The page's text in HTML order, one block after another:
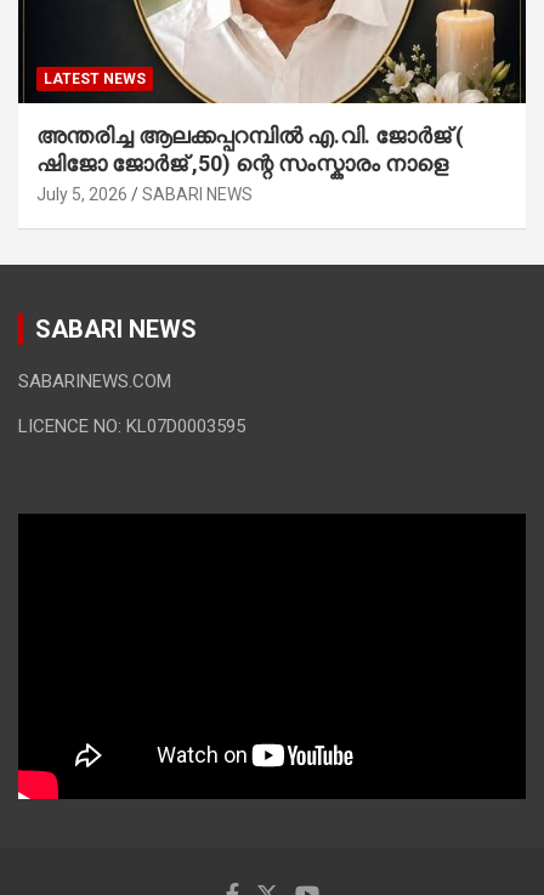
LATEST NEWS
അന്തരിച്ച ആ​ല​ക്ക​പ്പ​റമ്പിൽ​ എ.​വി. ജോ​ർ​ജ് (
ഷിജോ ജോർജ് ,50) ന്റെ സംസ്കാരം നാളെ
July 5, 2026 SABARI NEWS
SABARI NEWS
SABARINEWS.COM
LICENCE NO: KL07D0003595